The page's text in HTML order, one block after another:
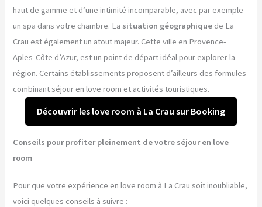
haut de gamme et d’une intimité incomparable, avec par exemple
un spa dans votre chambre. La situation géographique de La
Crau est également un atout majeur. Cette ville en Provence-
Aples-Côte d’Azur, est un point de départ idéal pour explorer la
région. Certains établissements proposent d’ailleurs des formules
combinant séjour en love room et activités touristiques.
Découvrir les love room à La Crau sur Booking
Conseils pour profiter pleinement de votre séjour en love
room
Pour que votre expérience en love room à La Crau soit inoubliable,
voici quelques conseils à suivre :